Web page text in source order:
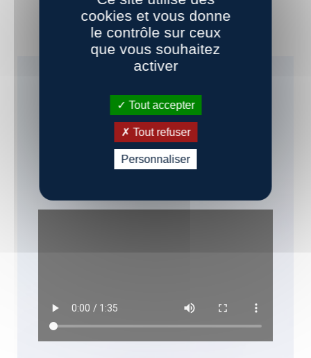
Informations
pratiques
cookies et vous donne
le contrôle sur ceux
que vous souhaitez
activer
Tout accepter
Tout refuser
Personnaliser